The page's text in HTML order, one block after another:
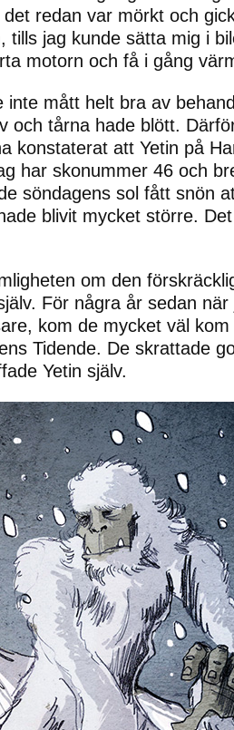
redan var mörkt och
tills jag kunde sätta mig i
motorn och få i gång
inte mått helt bra av
och tårna hade blött.
konstaterat att Yetin på
har skonummer 46 och
söndagens sol fått snön
blivit mycket större.
om den
För några år sedan
kom de mycket väl
Tidende. De skrattade
Yetin själv.